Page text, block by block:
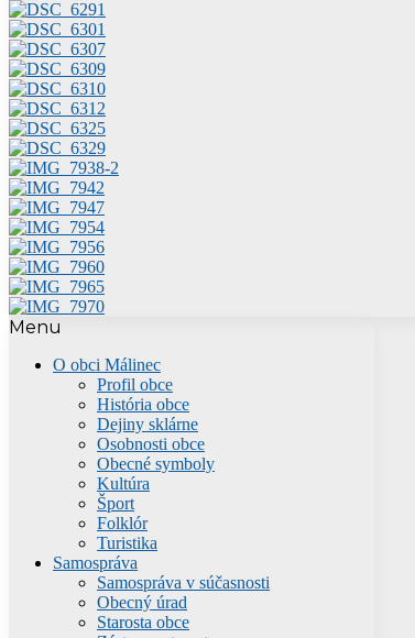
Menu
O obci Málinec
Profil obce
História obce
Dejiny sklárne
Osobnosti obce
Obecné symboly
Kultúra
Šport
Folklór
Turistika
Samospráva
Samospráva v súčasnosti
Obecný úrad
Starosta obce